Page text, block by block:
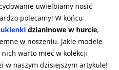
uwielbiamy nosić
polecamy! W końcu
dzianinowe w hurcie,
w noszeniu. Jakie modele
warto mieć w kolekcji
w naszym dzisiejszym artykule!